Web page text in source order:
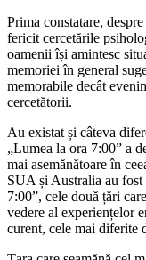
Prima constatare,
fericit cercetările
oamenii își amintesc
memoriei în general
memorabile decât
cercetătorii.
Au existat și câteva
„Lumea la ora 7:00” a
mai asemănătoare în
SUA și Australia au fost
7:00”, cele două țări
vedere al experiențelor
curent, cele mai diferite